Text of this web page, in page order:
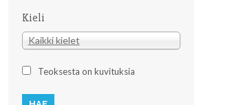
Kieli
Kieli
Kaikki kielet
Teoksesta on kuvituksia